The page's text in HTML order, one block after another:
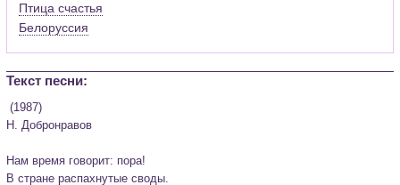
Птица счастья
Белоруссия
Текст песни:
(1987)
Н. Добронравов
Нам время говорит: пора!
В стране распахнутые своды.